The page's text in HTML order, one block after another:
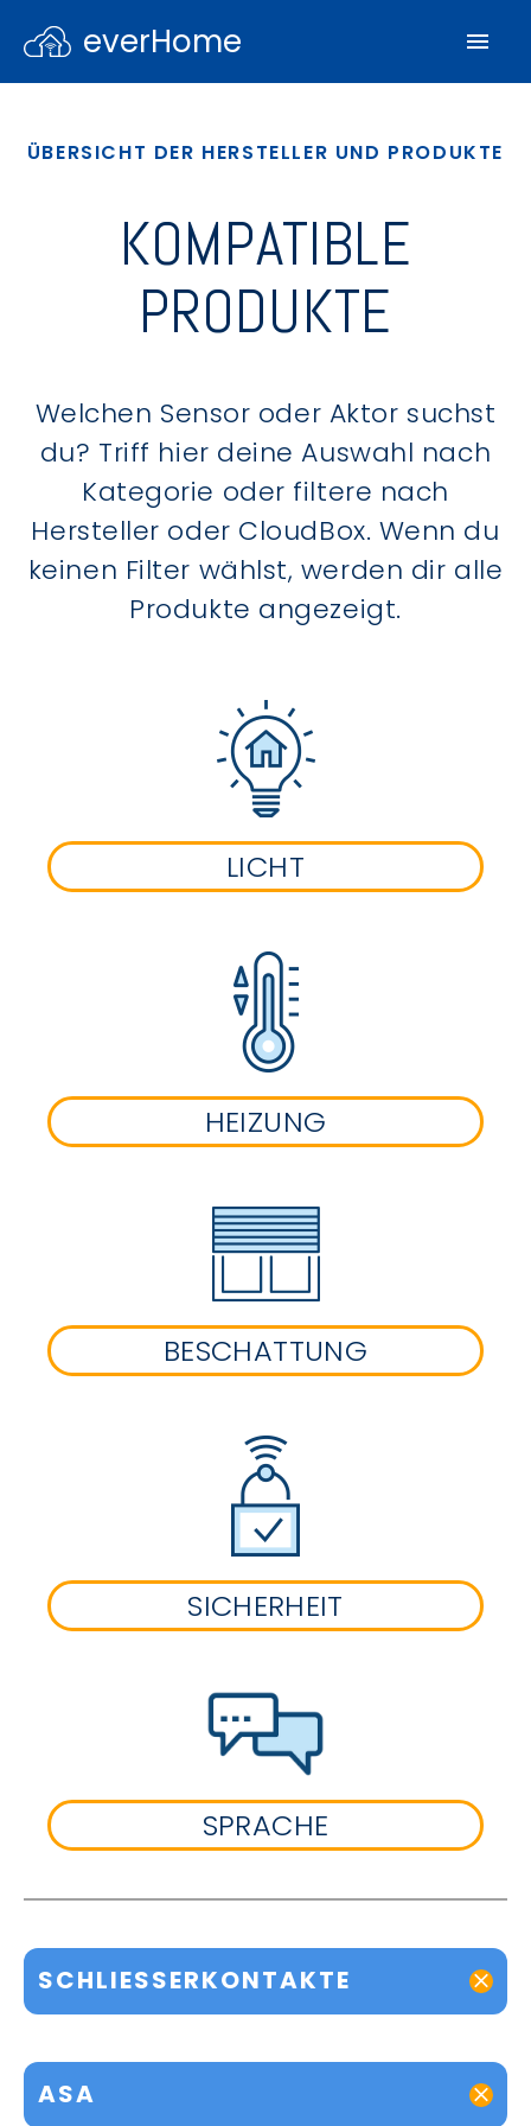
everHome
ÜBERSICHT DER HERSTELLER UND PRODUKTE
KOMPATIBLE
PRODUKTE
Welchen Sensor oder Aktor suchst
du? Triff hier deine Auswahl nach
Kategorie oder filtere nach
Hersteller oder CloudBox. Wenn du
keinen Filter wählst, werden dir alle
Produkte angezeigt.
LICHT
HEIZUNG
BESCHATTUNG
SICHERHEIT
SPRACHE
SCHLIESSERKONTAKTE
ASA